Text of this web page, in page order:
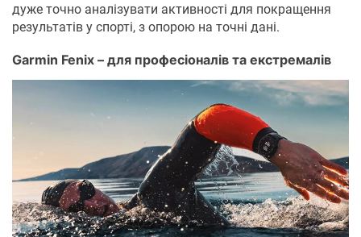
дуже точно аналізувати активності для покращення
результатів у спорті, з опорою на точні дані.
Garmin Fenix ​​– для професіоналів та екстремалів